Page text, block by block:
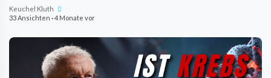
Keuchel Kluth
33 Ansichten ·4 Monate vor